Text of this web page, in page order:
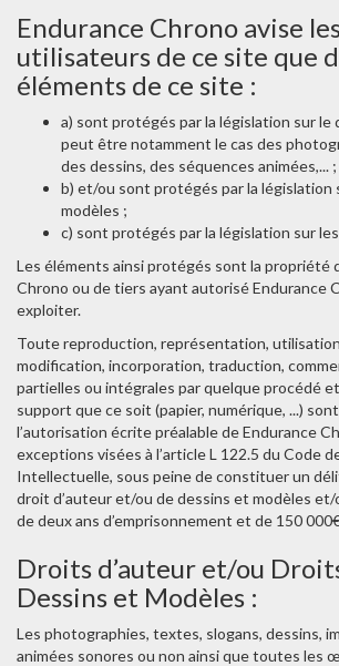
Endurance Chrono avise
utilisateurs de ce site que
éléments de ce site :
a) sont protégés par la législation sur le
peut être notamment le cas des
des dessins, des séquences animées,... ;
b) et/ou sont protégés par la législation
modèles ;
c) sont protégés par la législation sur
Les éléments ainsi protégés sont la propriété
Chrono ou de tiers ayant autorisé Endurance
exploiter.
Toute reproduction, représentation,
modification, incorporation, traduction,
partielles ou intégrales par quelque procédé
support que ce soit (papier, numérique, ...)
l’autorisation écrite préalable de Endurance
exceptions visées à l’article L 122.5 du Code
Intellectuelle, sous peine de constituer un
droit d’auteur et/ou de dessins et modèles et/
de deux ans d’emprisonnement et de 150
Droits d’auteur et/ou
Dessins et Modèles :
Les photographies, textes, slogans, dessins,
animées sonores ou non ainsi que toutes les